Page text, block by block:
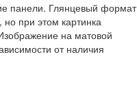
панели. Глянцевый формат
при этом картинка
на матовой
от наличия